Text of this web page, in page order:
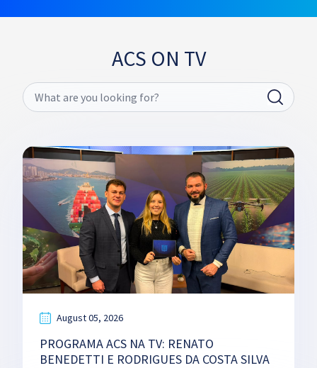
ACS ON TV
August 05, 2026
PROGRAMA ACS NA TV: RENATO
BENEDETTI E RODRIGUES DA COSTA SILVA